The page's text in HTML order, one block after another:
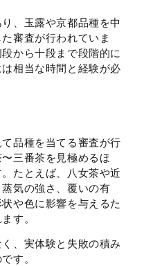
、玉露や京都品種を中
審査が行われていま
から十段まで段階的に
相当な時間と経験が必
品種を当てる審査が行
三番茶を見極めるほ
たとえば、八女茶や近
気の強さ、覆いの有
や色に影響を与えるた
す。
、実体験と失敗の積み
す。